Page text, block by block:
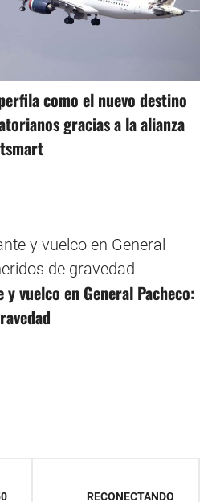
como el nuevo destino
gracias a la alianza
vuelco en General Pacheco:
RECONECTANDO